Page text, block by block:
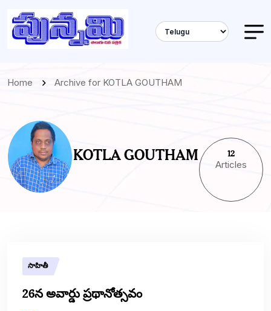
Home Archive for KOTLA GOUTHAM
KOTLA GOUTHAM
12
Articles
సాహితీ
26న అవార్డు ప్రథానోత్సవం